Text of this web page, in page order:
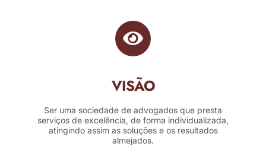
VISÃO
Ser uma sociedade de advogados que presta
serviços de excelência, de forma individualizada,
atingindo assim as soluções e os resultados
almejados.